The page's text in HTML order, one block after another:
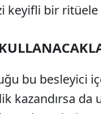
keyifli bir
bu besleyici
kazandırsa